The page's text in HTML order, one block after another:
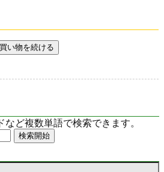
ど複数単語で検索できます。